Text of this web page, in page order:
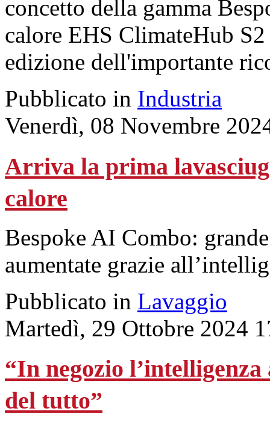
concetto della gamma
calore EHS ClimateHub
edizione dell'importante
Pubblicato in Industria
Venerdì, 08 Novembre
Arriva la prima
calore
Bespoke AI Combo:
aumentate grazie
Pubblicato in Lavaggio
Martedì, 29 Ottobre 2024
“In negozio
del tutto”